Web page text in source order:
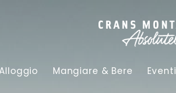
Mangiare & Bere Eventi